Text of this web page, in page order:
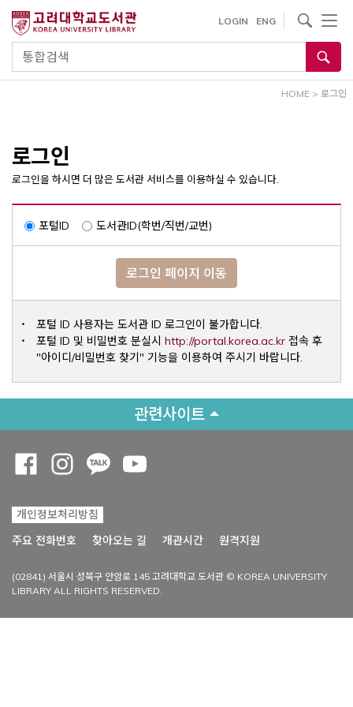
건
통합검색
LOGIN ENG
사이트내 검색
HOME > 로그인
로그인
로그인을 하시면 더 많은 도서관 서비스를 이용하실 수 있습니다.
포털ID 도서관ID(학번/직번/교번)
로그인 페이지 이동
포털 ID 사용자는 도서관 ID 로그인이 불가합니다.
포털 ID 및 비밀번호 분실시 http://portal.korea.ac.krOpens a
접속 후
"아이디/비밀번호 찾기" 기능을 이용하여 주시기 바랍니다.
관련사이트
개인정보처리방침
주요 전화번호
찾아오는 길 개관시간 원격지원
(02841) 서울시 성북구 안암로 145 고려대학교 도서관 © KOREA UNIVERSITY
LIBRARY ALL RIGHTS RESERVED.
Opens a new window
Opens a new window
Opens a new window